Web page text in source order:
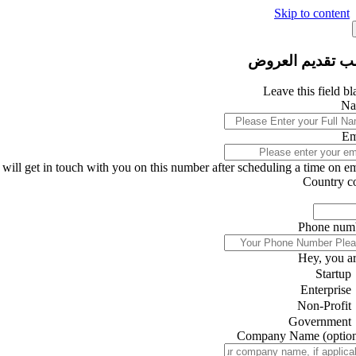
Skip to content
تقديم العروض
Leave this field
get in touch with you on this number after scheduling a time on
Country
Phone
Hey, you
Startup
Enterprise
Non-Profit
Government
Company Name